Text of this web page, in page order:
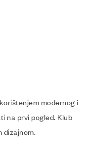
modernog i
na prvi pogled. Klub
dizajnom.